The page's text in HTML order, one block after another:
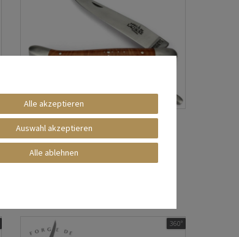
Forge de Laguiole - Griff Bruyère - 11 cm
Taschenmesser
360°
Alle akzeptieren
Auswahl akzeptieren
Alle ablehnen